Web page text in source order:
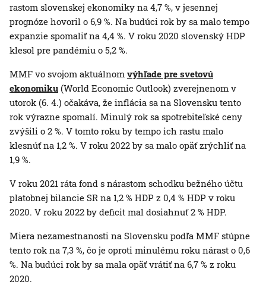
rastom slovenskej ekonomiky na 4,7 %, v jesennej
prognóze hovoril o 6,9 %. Na budúci rok by sa malo tempo
expanzie spomaliť na 4,4 %. V roku 2020 slovenský HDP
klesol pre pandémiu o 5,2 %.
MMF vo svojom aktuálnom výhľade pre svetovú
ekonomiku (World Economic Outlook) zverejnenom v
utorok (6. 4.) očakáva, že inflácia sa na Slovensku tento
rok výrazne spomalí. Minulý rok sa spotrebiteľské ceny
zvýšili o 2 %. V tomto roku by tempo ich rastu malo
klesnúť na 1,2 %. V roku 2022 by sa malo opäť zrýchliť na
1,9 %.
V roku 2021 ráta fond s nárastom schodku bežného účtu
platobnej bilancie SR na 1,2 % HDP z 0,4 % HDP v roku
2020. V roku 2022 by deficit mal dosiahnuť 2 % HDP.
Miera nezamestnanosti na Slovensku podľa MMF stúpne
tento rok na 7,3 %, čo je oproti minulému roku nárast o 0,6
%. Na budúci rok by sa mala opäť vrátiť na 6,7 % z roku
2020.